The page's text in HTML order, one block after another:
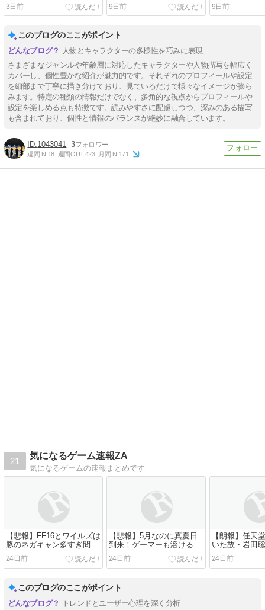
3日前 9日前 9日前
このブログのここがポイント
人物とキャラクターの多様性を巧みに表現
さまざまなジャンルや年齢層に対応したキャラクターや人物描写を幅広く
カバーし、個性豊かな紹介が魅力的です。それぞれのプロフィールや設定
を細部まで丁寧に描き分けており、見ているだけで様々なイメージが膨ら
みます。特定の種類の情報だけでなく、多角的な視点からプロフィールや
設定を楽しめる点も特徴です。読みやすさに配慮しつつ、深みのある描写
も含まれており、個性と情報のバランスが絶妙に融合しています。
1043041 3
週間IN:18 週間OUT:423 月間IN:171
21
気になるゲーム速報ZA
気になるゲームの速報まとめです
【悲報】FF16とワイルズは
豚のネガキャン多すぎ問題
が勃発しそう
24日前
【悲報】5月なのに真夏日
到来！ゲーマーも溶ける暑
さに絶望！？
24日前
【朗報】任天
いた故・岩田
没後11年を経
される
24日前
このブログのここがポイント
トレンドとユーザー心理を深く分析